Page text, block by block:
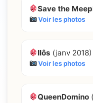
Save the
Voir les photos
Ilôs (janv 2018)
Voir les photos
QueenDomino